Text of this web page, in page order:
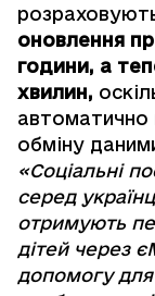
оновлення
години, а
хвилин,
автоматично
обміну
«Соціальні
серед
отримують
дітей через
допомогу